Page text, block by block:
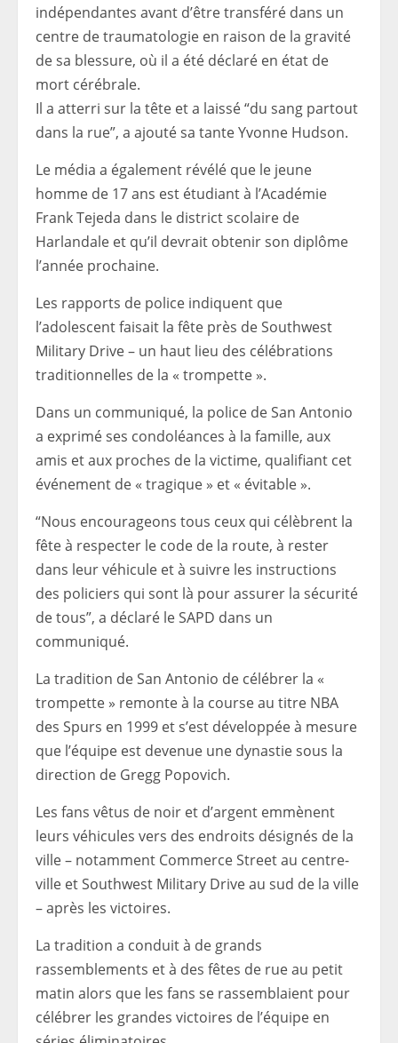
indépendantes avant d’être transféré dans un
centre de traumatologie en raison de la gravité
de sa blessure, où il a été déclaré en état de
mort cérébrale.
Il a atterri sur la tête et a laissé “du sang partout
dans la rue”, a ajouté sa tante Yvonne Hudson.
Le média a également révélé que le jeune
homme de 17 ans est étudiant à l’Académie
Frank Tejeda dans le district scolaire de
Harlandale et qu’il devrait obtenir son diplôme
l’année prochaine.
Les rapports de police indiquent que
l’adolescent faisait la fête près de Southwest
Military Drive – un haut lieu des célébrations
traditionnelles de la « trompette ».
Dans un communiqué, la police de San Antonio
a exprimé ses condoléances à la famille, aux
amis et aux proches de la victime, qualifiant cet
événement de « tragique » et « évitable ».
“Nous encourageons tous ceux qui célèbrent la
fête à respecter le code de la route, à rester
dans leur véhicule et à suivre les instructions
des policiers qui sont là pour assurer la sécurité
de tous”, a déclaré le SAPD dans un
communiqué.
La tradition de San Antonio de célébrer la «
trompette » remonte à la course au titre NBA
des Spurs en 1999 et s’est développée à mesure
que l’équipe est devenue une dynastie sous la
direction de Gregg Popovich.
Les fans vêtus de noir et d’argent emmènent
leurs véhicules vers des endroits désignés de la
ville – notamment Commerce Street au centre-
ville et Southwest Military Drive au sud de la ville
– après les victoires.
La tradition a conduit à de grands
rassemblements et à des fêtes de rue au petit
matin alors que les fans se rassemblaient pour
célébrer les grandes victoires de l’équipe en